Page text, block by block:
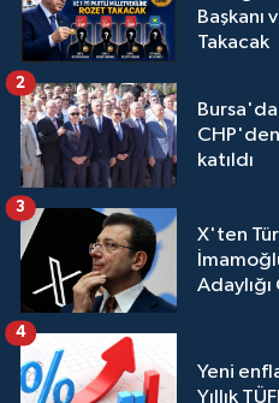
Başkanı
Takacak
Bursa'da
katıldı
2
X'ten
3
Yeni
Yıllık
4